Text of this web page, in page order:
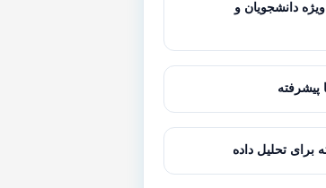
آموزش Photoshop ویژه دانشجویان و